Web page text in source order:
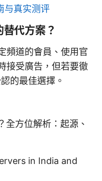
与真实测评
代方案？
頻道的會員、使用官
接受廣告，但若要徹
的最佳選擇。
方位解析：起源、
in India and